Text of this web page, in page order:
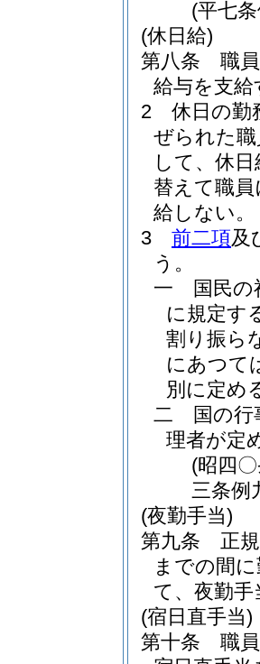
(平七
(休日給)
第八条
職
給与を支給
2
休日の勤
ぜられた
して、休
替えて職
給しない。
3
前二項及
う。
一
国民
に規定す
割り振ら
にあつて
別に定め
二
国の
理者が定
(昭四
三条例
(夜勤手当)
第九条
正
までの間
て、夜勤
(宿日直手当)
第十条
職